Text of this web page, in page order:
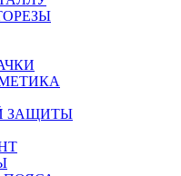
ЗАЩИТЫ